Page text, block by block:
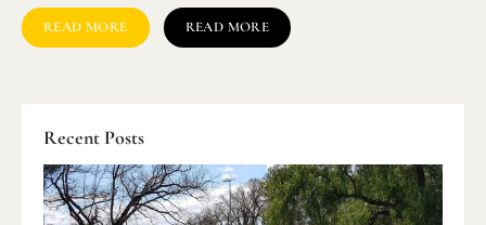
READ MORE READ MORE
Recent Posts